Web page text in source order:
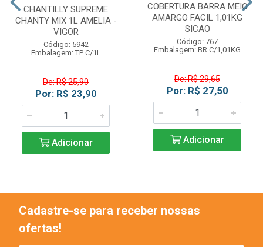
CHANTILLY SUPREME
CHANTY MIX 1L AMELIA -
VIGOR
Código: 5942
Embalagem: TP C/1L
De: R$ 25,90
Por: R$ 23,90
Adicionar
COBERTURA BARRA MEIO
AMARGO FACIL 1,01KG
SICAO
Código: 767
Embalagem: BR C/1,01KG
De: R$ 29,65
Por: R$ 27,50
Adicionar
Cadastre-se para receber nossas
ofertas!